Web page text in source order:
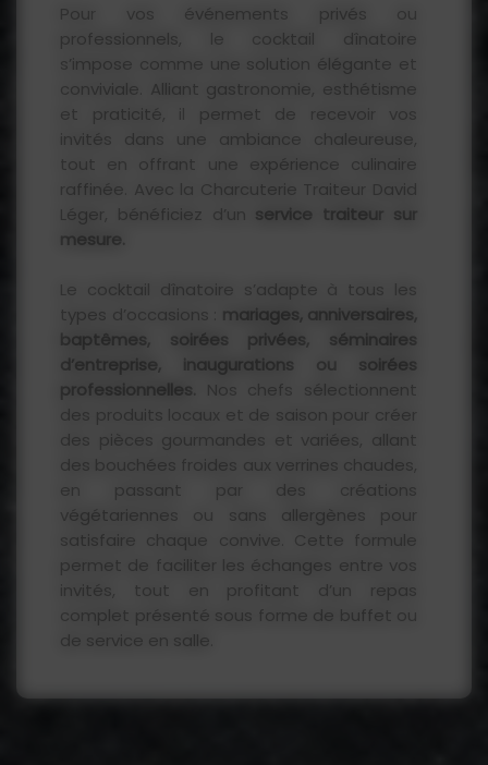
Pour vos événements privés ou
professionnels, le cocktail dînatoire
s’impose comme une solution élégante et
conviviale. Alliant gastronomie, esthétisme
et praticité, il permet de recevoir vos
invités dans une ambiance chaleureuse,
tout en offrant une expérience culinaire
raffinée. Avec la Charcuterie Traiteur David
Léger, bénéficiez d’un
service traiteur sur
mesure.
Le cocktail dînatoire s’adapte à tous les
types d’occasions : mariages, anniversaires,
baptêmes, soirées privées, séminaires
d’entreprise, inaugurations ou soirées
professionnelles.
Nos chefs sélectionnent
des produits locaux et de saison pour créer
des pièces gourmandes et variées, allant
des bouchées froides aux verrines chaudes,
en passant par des créations
végétariennes ou sans allergènes pour
satisfaire chaque convive. Cette formule
permet de faciliter les échanges entre vos
invités, tout en profitant d’un repas
complet présenté sous forme de buffet ou
de service en salle.
Une formule idéale pour tous